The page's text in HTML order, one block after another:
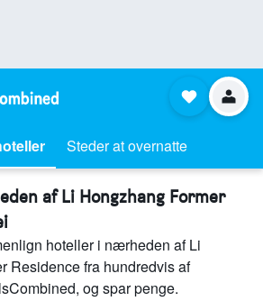
Steder at overnatte
af Li Hongzhang Former
hoteller i nærheden af Li
Residence fra hundredvis af
og spar penge.